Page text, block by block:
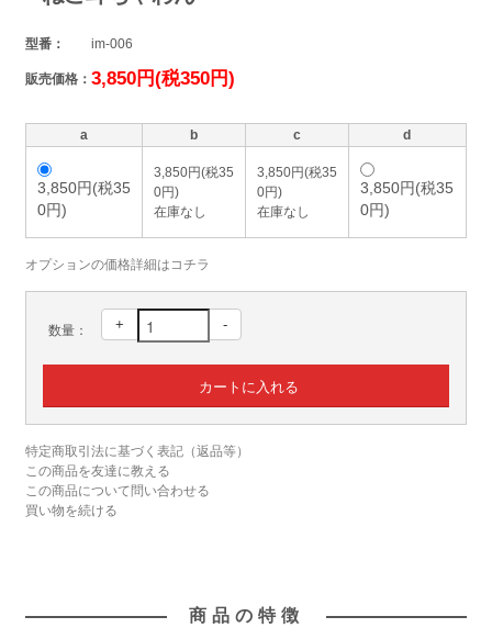
型番： im-006
販売価格： 3,850円(税350円)
a b c d
3,850円(税35
0円)
3,850円(税35
0円)
在庫なし
3,850円(税35
0円)
在庫なし
3,850円(税35
0円)
オプションの価格詳細はコチラ
数量： + -
特定商取引法に基づく表記（返品等）
この商品を友達に教える
この商品について問い合わせる
買い物を続ける
商品の特徴